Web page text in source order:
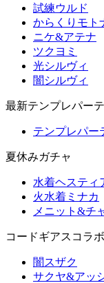
試練ウルド
からくりモト
ニケ&アテナ
ツクヨミ
光シルヴィ
闇シルヴィ
最新テンプレパー
テンプレパー
夏休みガチャ
水着ヘスティ
火水着ミナカ
メニット&チ
コードギアスコラボ
闇スザク
サクヤ&アッ